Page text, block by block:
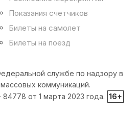
Показания счетчиков
Билеты на самолет
Билеты на поезд
службе по надзору в
коммуникаций.
от 1 марта 2023 года. 16+